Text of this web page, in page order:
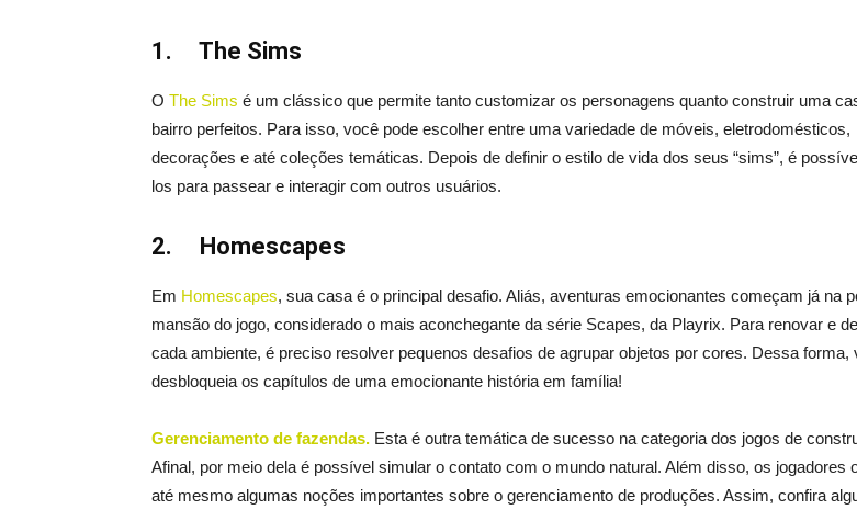
1. The Sims
O The Sims é um clássico que permite tanto customizar os personagens quanto construir uma
bairro perfeitos. Para isso, você pode escolher entre uma variedade de móveis, eletrodomésticos,
decorações e até coleções temáticas. Depois de definir o estilo de vida dos seus “sims”, é
los para passear e interagir com outros usuários.
2. Homescapes
Em Homescapes, sua casa é o principal desafio. Aliás, aventuras emocionantes começam já na
mansão do jogo, considerado o mais aconchegante da série Scapes, da Playrix. Para renovar e
cada ambiente, é preciso resolver pequenos desafios de agrupar objetos por cores. Dessa forma,
desbloqueia os capítulos de uma emocionante história em família!
Gerenciamento de fazendas. Esta é outra temática de sucesso na categoria dos jogos de
Afinal, por meio dela é possível simular o contato com o mundo natural. Além disso, os jogadores
até mesmo algumas noções importantes sobre o gerenciamento de produções. Assim, confira